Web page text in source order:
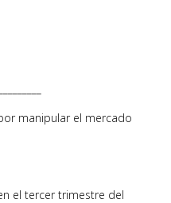
manipular el mercado
el tercer trimestre del